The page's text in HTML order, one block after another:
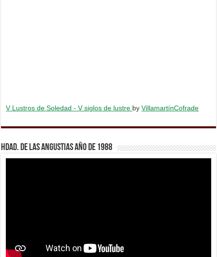
V Lustros de Soledad - V siglos de lustre byVillamartínCofrade
Hdad. de Las Angustias año de 1988